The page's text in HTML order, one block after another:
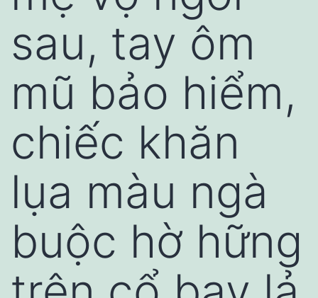
sau, tay ôm
mũ bảo hiểm,
chiếc khăn
lụa màu ngà
buộc hờ hững